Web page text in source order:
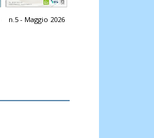
n.5 - Maggio 2026